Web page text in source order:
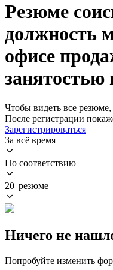
Резюме
должность
офисе
занятостью
Чтобы видеть все резюме,
После регистрации
Зарегистрироваться
За всё время
По соответствию
20 резюме
Ничего не
Попробуйте изменить